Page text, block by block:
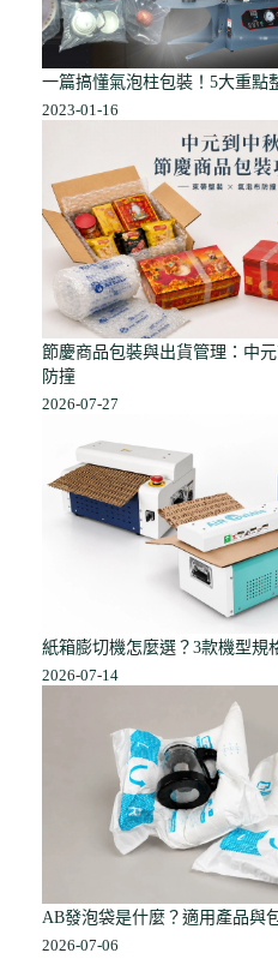
一篇搞懂氣泡柱包裝！5大重點
2023-01-16
節慶商品包裝與出貨管理：中
防撞
2026-07-27
紙箱膨切機怎麼選？3款機型規
2026-07-14
AB發泡袋是什麼？適用產品與
2026-07-06